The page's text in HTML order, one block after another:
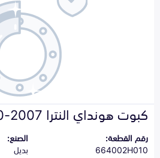
كبوت هونداي النترا 2007-2010
رقم القطعة:
664002H010
الصنع:
بديل